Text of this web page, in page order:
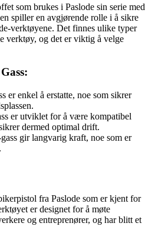
som brukes i Paslode sin serie med
spiller en avgjørende rolle i å sikre
verktøyene. Det finnes ulike typer
verktøy, og det er viktig å velge
er enkel å erstatte, noe som sikrer
er utviklet for å være kompatibel
dermed optimal drift.
gir langvarig kraft, noe som er
fra Paslode som er kjent for
er designet for å møte
og entreprenører, og har blitt et